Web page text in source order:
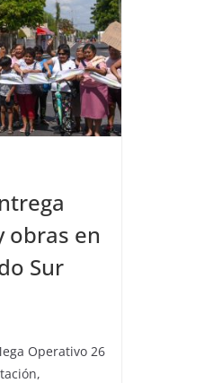
obras en
Sur
Operativo 26